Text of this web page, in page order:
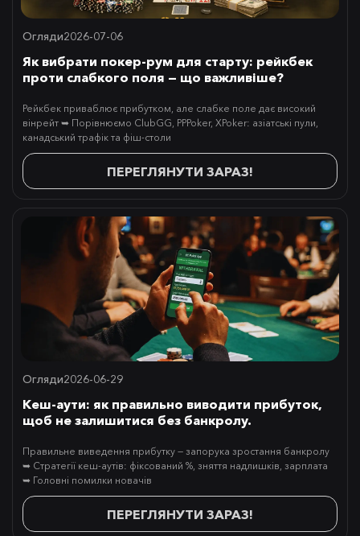
Огляди2026-07-06
Як вибрати покер-рум для старту: рейкбек
проти слабкого поля — що важливіше?
Рейкбек приваблює прибутком, але слабке поле дає високий
вінрейт ➥ Порівнюємо ClubGG, PPPoker, XPoker: азіатські пули,
канадський трафік та фіш-столи
ПЕРЕГЛЯНУТИ ЗАРАЗ!
Огляди2026-06-29
Кеш-аути: як правильно виводити прибуток,
щоб не залишитися без банкролу.
Правильне виведення прибутку — запорука зростання банкролу
➥ Стратегії кеш-аутів: фіксований %, зняття надлишків, зарплата
➥ Головні помилки новачів
ПЕРЕГЛЯНУТИ ЗАРАЗ!